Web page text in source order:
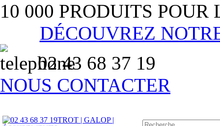
10 000 PRODUITS
DÉCOUVREZ
02 43 68 37 19
NOUS CONTACTER
TROT | GALOP |